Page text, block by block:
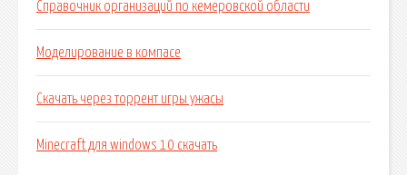
Справочник организаций по кемеровской области
Моделирование в компасе
Скачать через торрент игры ужасы
Minecraft для windows 10 скачать